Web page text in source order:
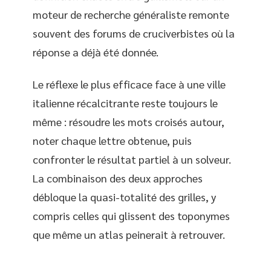
moteur de recherche généraliste remonte
souvent des forums de cruciverbistes où la
réponse a déjà été donnée.
Le réflexe le plus efficace face à une ville
italienne récalcitrante reste toujours le
même : résoudre les mots croisés autour,
noter chaque lettre obtenue, puis
confronter le résultat partiel à un solveur.
La combinaison des deux approches
débloque la quasi-totalité des grilles, y
compris celles qui glissent des toponymes
que même un atlas peinerait à retrouver.